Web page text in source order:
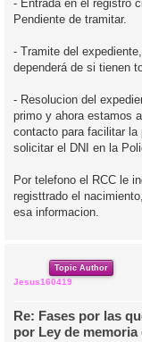
a
e
- Entrada en el registro
Pendiente de tramitar.
- Tramite del
dependerá de si tienen
- Resolucion del
primo y ahora estamos
contacto para facilitar la
solicitar el DNI en la
Por telefono el RCC le
registtrado el
esa informacion.
Topic Author
Jesus160419
Re: Fases por las
por Ley de